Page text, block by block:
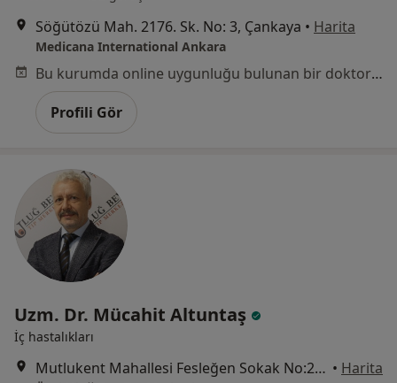
Söğütözü Mah. 2176. Sk. No: 3, Çankaya • Harita
Medicana International Ankara
Bu kurumda online uygunluğu bulunan bir doktor veya uzman bulunamadı
Profili Gör
Uzm. Dr. Mücahit Altuntaş
İç hastalıkları
Mutlukent Mahallesi Fesleğen Sokak No:25, Çankaya • Harita